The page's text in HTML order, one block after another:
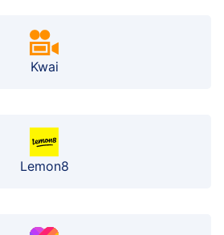
Kwai
Lemon8